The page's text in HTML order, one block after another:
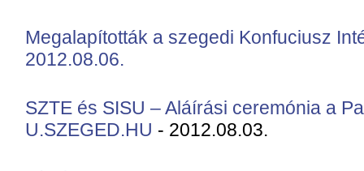
Megalapították a szegedi Konfuciusz
2012.08.06.
SZTE és SISU – Aláírási ceremónia a
U.SZEGED.HU - 2012.08.03.